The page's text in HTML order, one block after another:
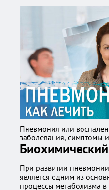
Пневмония или
заболевания, симптомы
При развитии
является одним из
процессы метаболизма в